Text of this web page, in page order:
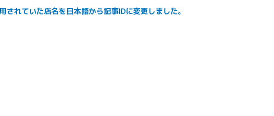
されていた店名を日本語から記事IDに変更しました。